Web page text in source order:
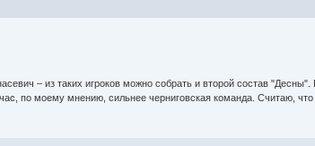
– из таких игроков можно собрать и второй состав
по моему мнению, сильнее черниговская команда. Считаю,